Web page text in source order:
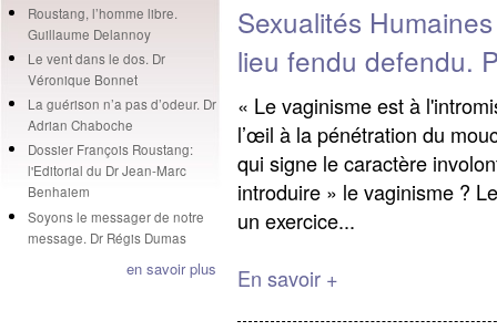
Roustang, l’homme libre.
Guillaume Delannoy
Le vent dans le dos. Dr
Véronique Bonnet
La guérison n’a pas d’odeur. Dr
Adrian Chaboche
Dossier François Roustang:
l'Editorial du Dr Jean-Marc
Benhaiem
Soyons le messager de notre
message. Dr Régis Dumas
en savoir plus
Sexualités
lieu fendu defendu.
« Le vaginisme est à
l’œil à la pénétration du
qui signe le caractère
introduire » le vaginisme ?
un exercice...
En savoir +